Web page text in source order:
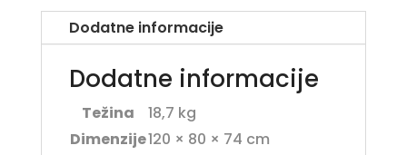
Dodatne informacije
Dodatne informacije
Težina
18,7 kg
Dimenzije120 × 80 × 74 cm